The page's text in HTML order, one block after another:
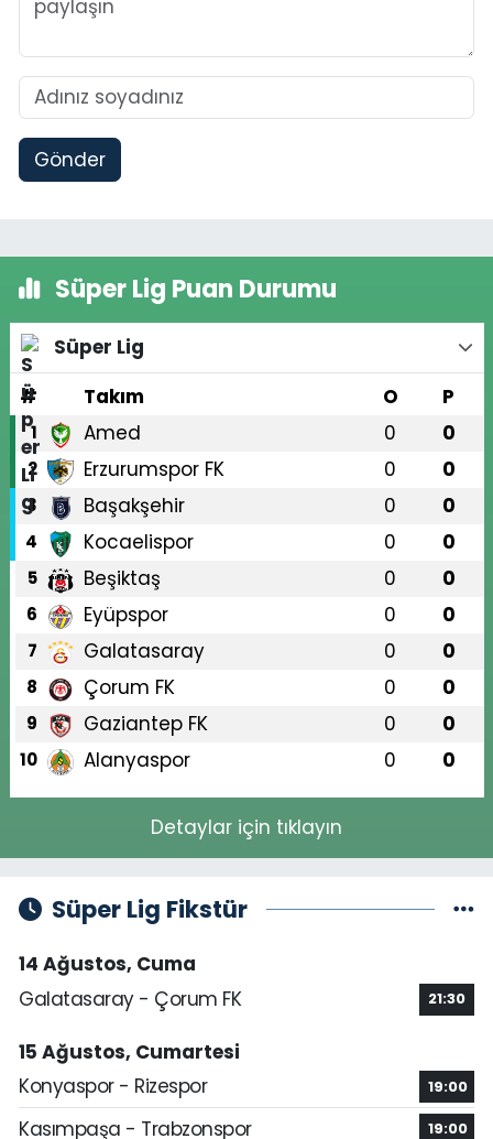
Gönder
Süper Lig Puan Durumu
Süper Lig
#
Takım O P
1 Amed 0 0
2 Erzurumspor FK 0 0
3 Başakşehir 0 0
4 Kocaelispor 0 0
5 Beşiktaş 0 0
6 Eyüpspor 0 0
7 Galatasaray 0 0
8 Çorum FK 0 0
9 Gaziantep FK 0 0
10 Alanyaspor 0 0
Detaylar için tıklayın
Süper Lig Fikstür
14 Ağustos, Cuma
Galatasaray - Çorum FK
21:30
15 Ağustos, Cumartesi
Konyaspor - Rizespor
19:00
Kasımpaşa - Trabzonspor 19:00